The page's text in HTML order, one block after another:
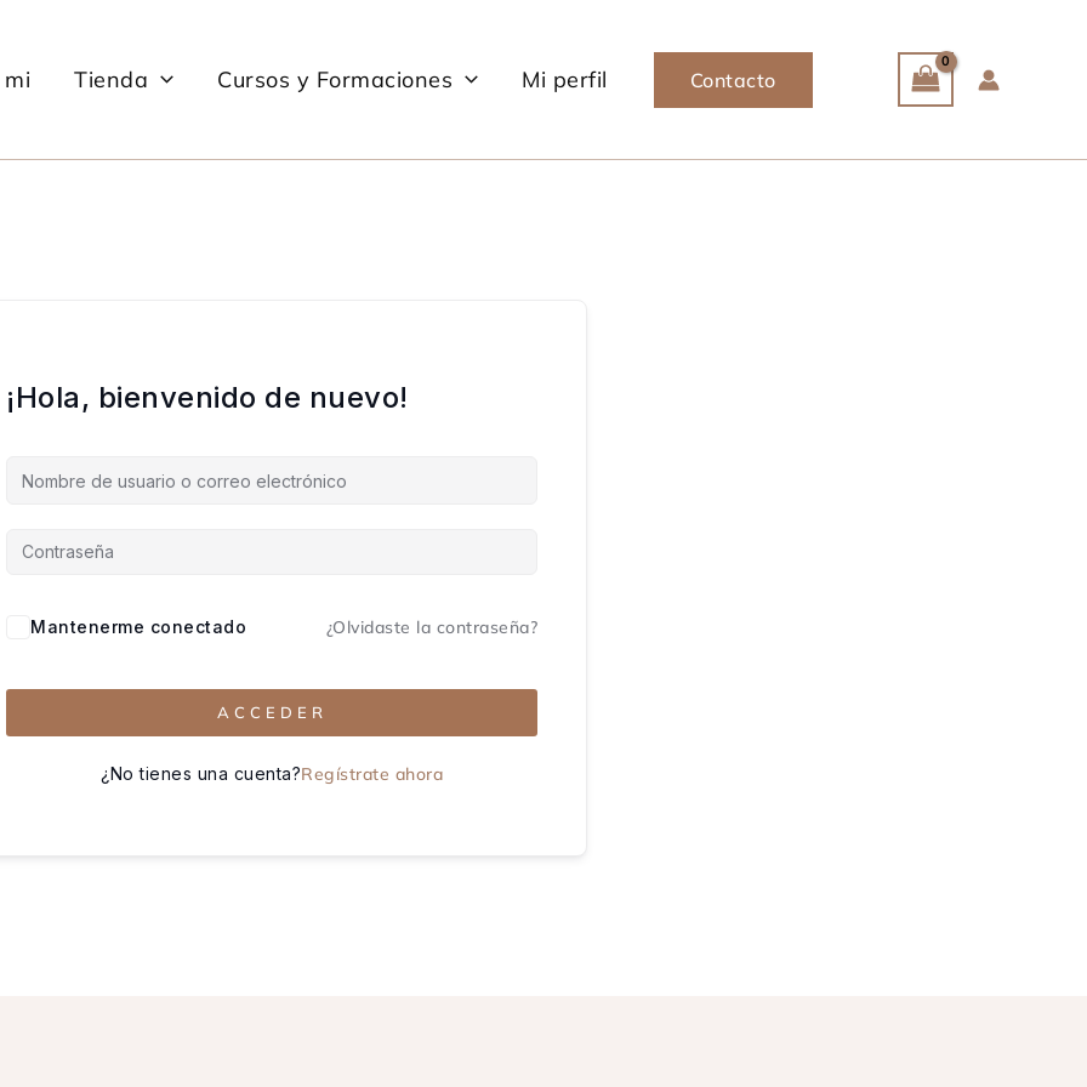
Tienda Cursos y Formaciones Mi perfil Contacto
¡Hola, bienvenido de nuevo!
Mantenerme conectado ¿Olvidaste la contraseña?
ACCEDER
¿No tienes una cuenta?Regístrate ahora